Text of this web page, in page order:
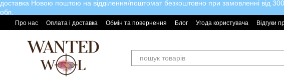
Перейти до основного контенту
доставка Новою поштою на відділення/поштомат безкоштовно при замовленні від
обл.
Про нас Оплата і доставка Обмін та повернення Блог Угода користувача Відгуки